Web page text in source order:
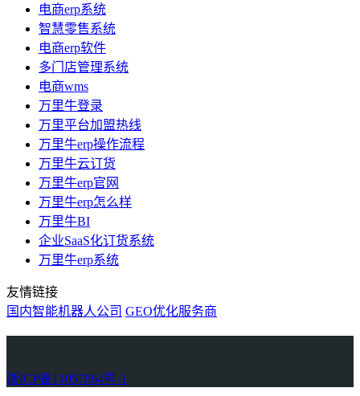
电商erp系统
智慧零售系统
电商erp软件
多门店管理系统
电商wms
万里牛登录
万里平台加盟热线
万里牛erp操作流程
万里牛云订货
万里牛erp官网
万里牛erp怎么样
万里牛BI
企业SaaS化订货系统
万里牛erp系统
友情链接
国内智能机器人公司 GEO优化服务商
浙ICP备11057864号-1